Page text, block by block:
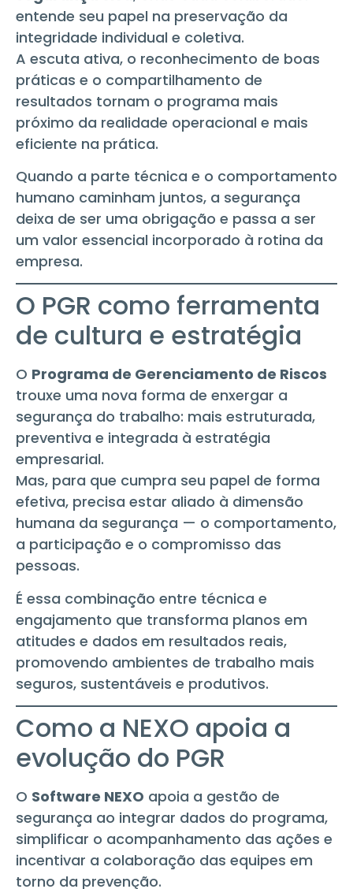
entende seu papel na preservação da
integridade individual e coletiva.
A escuta ativa, o reconhecimento de boas
práticas e o compartilhamento de
resultados tornam o programa mais
próximo da realidade operacional e mais
eficiente na prática.
Quando a parte técnica e o comportamento
humano caminham juntos, a segurança
deixa de ser uma obrigação e passa a ser
um valor essencial incorporado à rotina da
empresa.
O PGR como ferramenta
de cultura e estratégia
O Programa de Gerenciamento de Riscos
trouxe uma nova forma de enxergar a
segurança do trabalho: mais estruturada,
preventiva e integrada à estratégia
empresarial.
Mas, para que cumpra seu papel de forma
efetiva, precisa estar aliado à dimensão
humana da segurança — o comportamento,
a participação e o compromisso das
pessoas.
É essa combinação entre técnica e
engajamento que transforma planos em
atitudes e dados em resultados reais,
promovendo ambientes de trabalho mais
seguros, sustentáveis e produtivos.
Como a NEXO apoia a
evolução do PGR
O Software NEXO apoia a gestão de
segurança ao integrar dados do programa,
simplificar o acompanhamento das ações e
incentivar a colaboração das equipes em
torno da prevenção.